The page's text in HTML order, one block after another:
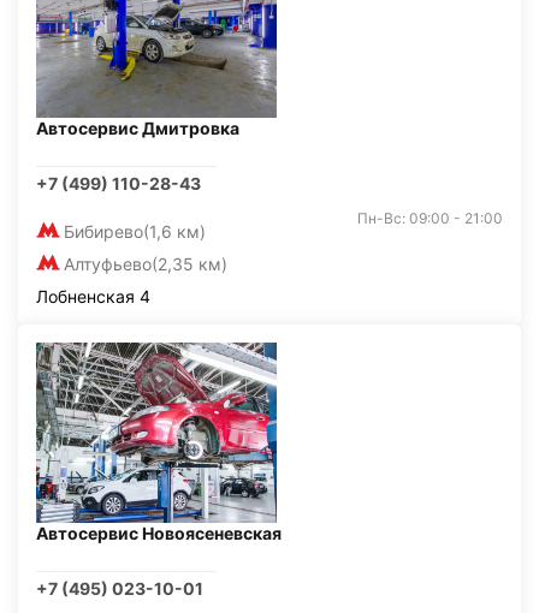
Автосервис Дмитровка
+7 (499) 110-28-43
Бибирево(1,6 км)
Алтуфьево(2,35 км)
Пн-Вс: 09:00 - 21:00
Лобненская 4
Автосервис Новоясеневская
+7 (495) 023-10-01